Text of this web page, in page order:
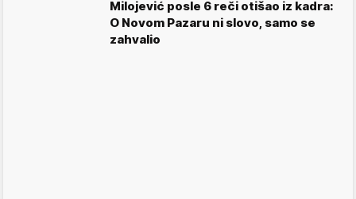
Milojević posle 6 reči otišao iz kadra:
O Novom Pazaru ni slovo, samo se
zahvalio